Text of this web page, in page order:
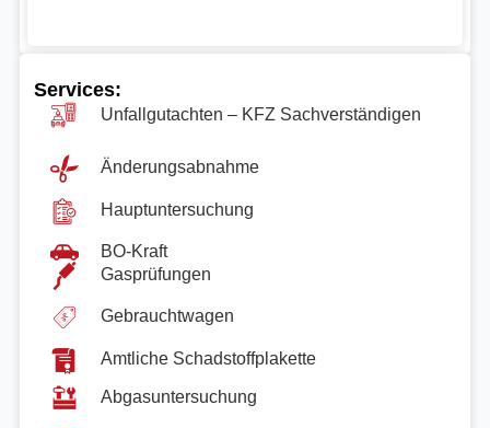
Services:
Unfallgutachten – KFZ Sachverständigen
Änderungsabnahme
Hauptuntersuchung
BO-Kraft
Gasprüfungen
Gebrauchtwagen
Amtliche Schadstoffplakette
Abgasuntersuchung